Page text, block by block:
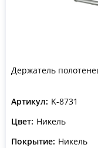
Держатель
Артикул: K-8731
Цвет: Никель
Покрытие: Никель